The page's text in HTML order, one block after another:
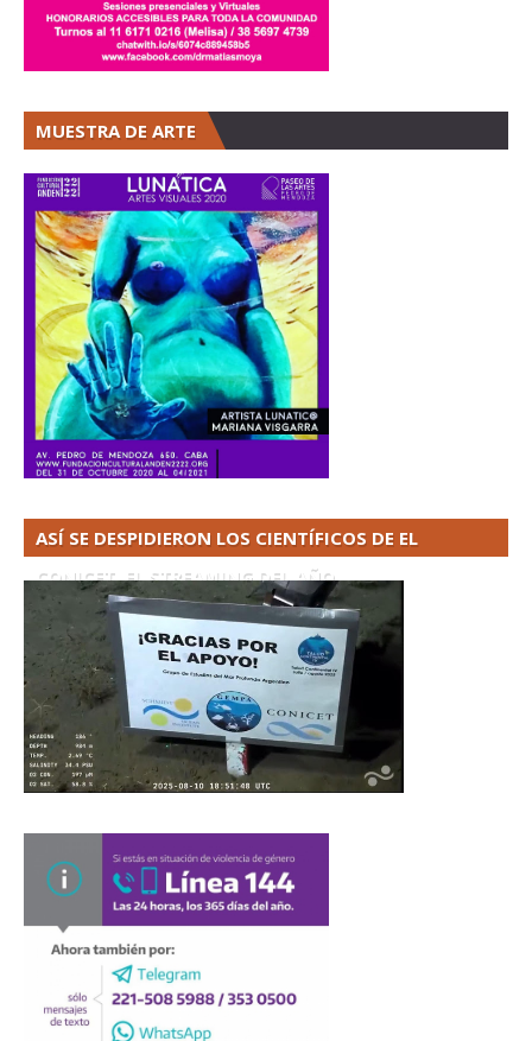
MUESTRA DE ARTE
ASÍ SE DESPIDIERON LOS CIENTÍFICOS DE EL
CONICET. EL STREAMING DEL AÑO